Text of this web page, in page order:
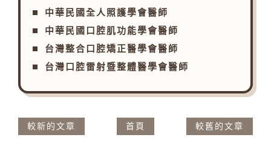
中華民國全人照護學會醫師
中華民國口腔肌功能學會醫師
台灣整合口腔矯正醫學會醫師
台灣口腔雷射暨整體醫學會醫師
較新的文章 較舊的文章
首頁